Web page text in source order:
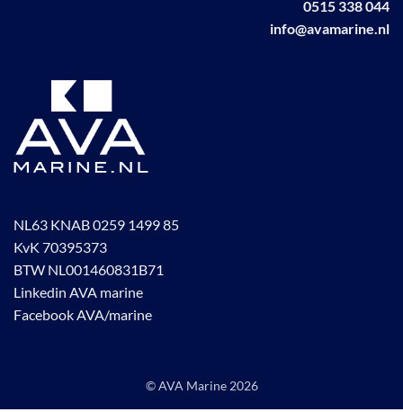
productpagina
0515 338 044
info@avamarine.nl
NL63 KNAB 0259 1499 85
KvK 70395373
BTW NL001460831B71
Linkedin AVA marine
Facebook AVA/marine
© AVA Marine 2026